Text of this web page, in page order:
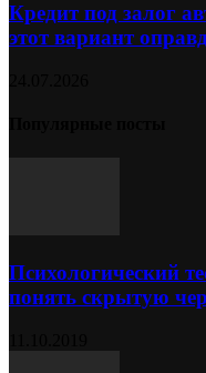
Кредит под залог
этот вариант
Психологический
понять скрытую